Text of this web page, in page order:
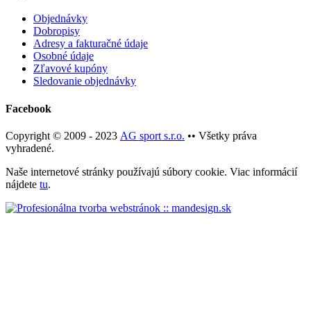
Objednávky
Dobropisy
Adresy a fakturačné údaje
Osobné údaje
Zľavové kupóny
Sledovanie objednávky
Facebook
Copyright © 2009 - 2023 AG sport s.r.o. •• Všetky práva
vyhradené.
Naše internetové stránky používajú súbory cookie. Viac informácií
nájdete tu.